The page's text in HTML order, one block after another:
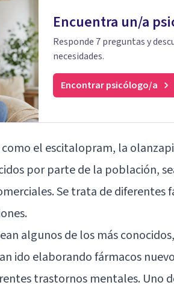
Encuentra un/a
Responde 7 preguntas y
necesidades.
Encontrar psicólogo/a
el escitalopram, la
por parte de la población,
Se trata de diferentes
algunos de los más
ido elaborando fármacos
trastornos mentales. Uno